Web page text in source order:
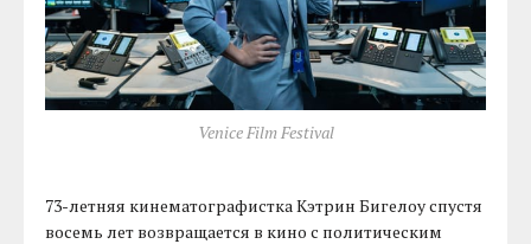
Venice Film Festival
73-летняя кинематографистка Кэтрин Бигелоу спустя
восемь лет возвращается в кино с политическим